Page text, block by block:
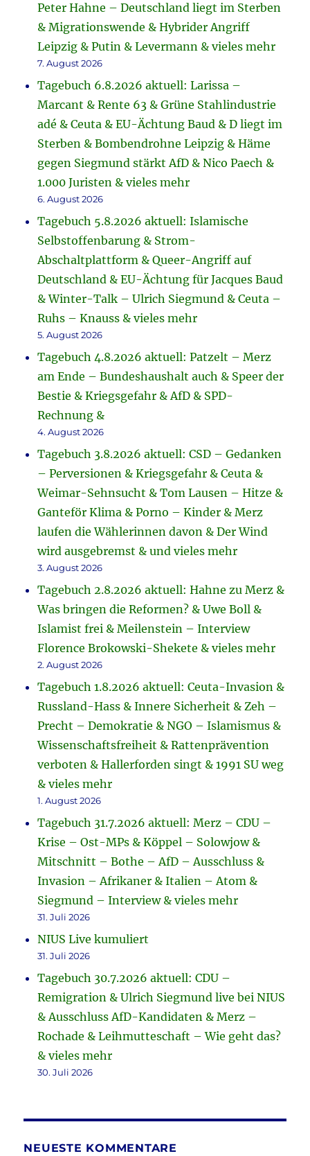
Peter Hahne – Deutschland liegt im Sterben
& Migrationswende & Hybrider Angriff
Leipzig & Putin & Levermann & vieles mehr
7. August 2026
Tagebuch 6.8.2026 aktuell: Larissa –
Marcant & Rente 63 & Grüne Stahlindustrie
adé & Ceuta & EU-Ächtung Baud & D liegt im
Sterben & Bombendrohne Leipzig & Häme
gegen Siegmund stärkt AfD & Nico Paech &
1.000 Juristen & vieles mehr
6. August 2026
Tagebuch 5.8.2026 aktuell: Islamische
Selbstoffenbarung & Strom-
Abschaltplattform & Queer-Angriff auf
Deutschland & EU-Ächtung für Jacques Baud
& Winter-Talk – Ulrich Siegmund & Ceuta –
Ruhs – Knauss & vieles mehr
5. August 2026
Tagebuch 4.8.2026 aktuell: Patzelt – Merz
am Ende – Bundeshaushalt auch & Speer der
Bestie & Kriegsgefahr & AfD & SPD-
Rechnung &
4. August 2026
Tagebuch 3.8.2026 aktuell: CSD – Gedanken
– Perversionen & Kriegsgefahr & Ceuta &
Weimar-Sehnsucht & Tom Lausen – Hitze &
Ganteför Klima & Porno – Kinder & Merz
laufen die Wählerinnen davon & Der Wind
wird ausgebremst & und vieles mehr
3. August 2026
Tagebuch 2.8.2026 aktuell: Hahne zu Merz &
Was bringen die Reformen? & Uwe Boll &
Islamist frei & Meilenstein – Interview
Florence Brokowski-Shekete & vieles mehr
2. August 2026
Tagebuch 1.8.2026 aktuell: Ceuta-Invasion &
Russland-Hass & Innere Sicherheit & Zeh –
Precht – Demokratie & NGO – Islamismus &
Wissenschaftsfreiheit & Rattenprävention
verboten & Hallerforden singt & 1991 SU weg
& vieles mehr
1. August 2026
Tagebuch 31.7.2026 aktuell: Merz – CDU –
Krise – Ost-MPs & Köppel – Solowjow &
Mitschnitt – Bothe – AfD – Ausschluss &
Invasion – Afrikaner & Italien – Atom &
Siegmund – Interview & vieles mehr
31. Juli 2026
NIUS Live kumuliert
31. Juli 2026
Tagebuch 30.7.2026 aktuell: CDU –
Remigration & Ulrich Siegmund live bei NIUS
& Ausschluss AfD-Kandidaten & Merz –
Rochade & Leihmutteschaft – Wie geht das?
& vieles mehr
30. Juli 2026
NEUESTE KOMMENTARE